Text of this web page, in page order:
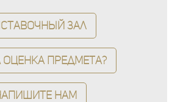
зал
предмета?
нам